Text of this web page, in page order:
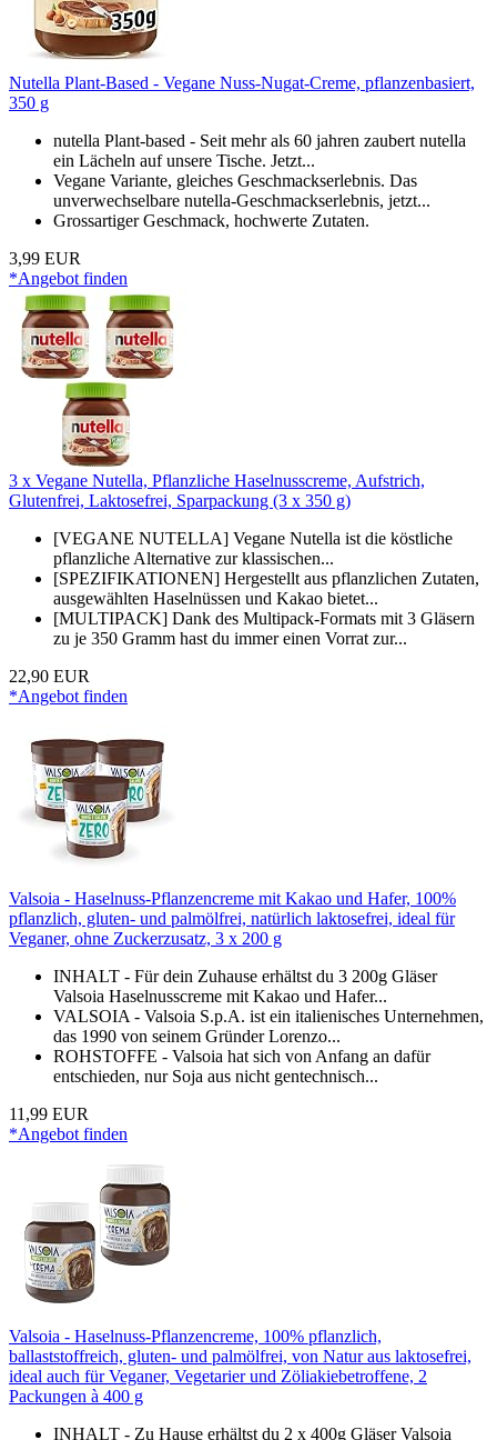
Nutella Plant-Based - Vegane Nuss-Nugat-Creme, pflanzenbasiert,
350 g
nutella Plant-based - Seit mehr als 60 jahren zaubert nutella
ein Lächeln auf unsere Tische. Jetzt...
Vegane Variante, gleiches Geschmackserlebnis. Das
unverwechselbare nutella-Geschmackserlebnis, jetzt...
Grossartiger Geschmack, hochwerte Zutaten.
3,99 EUR
*Angebot finden
3 x Vegane Nutella, Pflanzliche Haselnusscreme, Aufstrich,
Glutenfrei, Laktosefrei, Sparpackung (3 x 350 g)
[VEGANE NUTELLA] Vegane Nutella ist die köstliche
pflanzliche Alternative zur klassischen...
[SPEZIFIKATIONEN] Hergestellt aus pflanzlichen Zutaten,
ausgewählten Haselnüssen und Kakao bietet...
[MULTIPACK] Dank des Multipack-Formats mit 3 Gläsern
zu je 350 Gramm hast du immer einen Vorrat zur...
22,90 EUR
*Angebot finden
Valsoia - Haselnuss-Pflanzencreme mit Kakao und Hafer, 100%
pflanzlich, gluten- und palmölfrei, natürlich laktosefrei, ideal für
Veganer, ohne Zuckerzusatz, 3 x 200 g
INHALT - Für dein Zuhause erhältst du 3 200g Gläser
Valsoia Haselnusscreme mit Kakao und Hafer...
VALSOIA - Valsoia S.p.A. ist ein italienisches Unternehmen,
das 1990 von seinem Gründer Lorenzo...
ROHSTOFFE - Valsoia hat sich von Anfang an dafür
entschieden, nur Soja aus nicht gentechnisch...
11,99 EUR
*Angebot finden
Valsoia - Haselnuss-Pflanzencreme, 100% pflanzlich,
ballaststoffreich, gluten- und palmölfrei, von Natur aus laktosefrei,
ideal auch für Veganer, Vegetarier und Zöliakiebetroffene, 2
Packungen à 400 g
INHALT - Zu Hause erhältst du 2 x 400g Gläser Valsoia